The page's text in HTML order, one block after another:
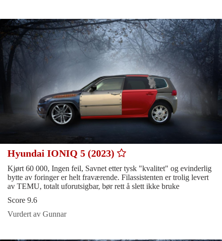
Hyundai IONIQ 5 (2023)
Kjørt 60 000, Ingen feil, Savnet etter tysk "kvalitet" og evinderlig
bytte av foringer er helt fraværende. Filassistenten er trolig levert
av TEMU, totalt uforutsigbar, bør rett å slett ikke bruke
Score 9.6
Vurdert av Gunnar